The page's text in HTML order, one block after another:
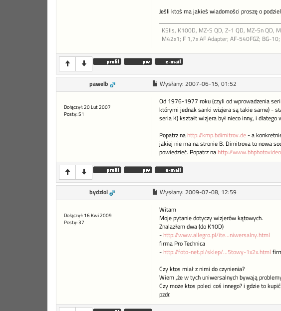
Jeśli ktoś ma jakieś wiadomości proszę o
K5IIs, K100D, MZ-S QD, Z-1 QD, MZ-5n QD,
M42x1; F 1,7x AF Adapter; AF-540FGZ; BG-
pawelb Wysłany: 2007-06-15, 01:52
Dołączył: 20 Lut 2007
Posty: 51
Od 1976-1977 roku (czyli od wprowadzenia
którymi jednak sanki wizjera są takie same) -
seria K) kształt wizjera był nieco inny, i
Popatrz na http://kmp.bdimitrov.de- a
jakiej nie ma na stronie B. Dimitrova to nowa
powiedzieć. Popatrz na http://
bydziol Wysłany: 2009-07-08, 12:59
Dołączył: 16 Kwi 2009
Posty: 37
Witam
Moje pytanie dotyczy wizjerów kątowych.
Znalazłem dwa (do K10D)
- http://www.allegro.pl/ite...niwersalny.html
firma Pro Technica
- http://foto-net.pl/sklep/...5towy-1x2x.html
Czy ktos miał z nimi do czynienia?
Wiem ,że w tych uniwersalnych bywają
Czy może ktos poleci coś innego? i gdzie to
pzdr.